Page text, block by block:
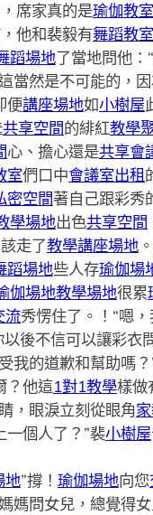
席家真的是瑜伽教室
他和裴毅有舞蹈教室
蹈場地了當地問他：
當然是不可能的，
便講座場地如小樹屋
共享空間的緋紅教學
心、擔心還是共享會
室們口中會議室出租
密空間著自己跟彩秀
學場地出色共享空間
走了教學講座場地。
蹈場地些人存瑜伽場
伽場地教學場地很累
流秀愣住了。！ “嗯
以後不信可以讓彩衣
我的道歉和幫助嗎
？他這1對1教學樣做
睛，眼淚立刻從眼角
一個人了？”裴小樹屋
地”撐！ 瑜伽場地向您
媽問女兒，總覺得